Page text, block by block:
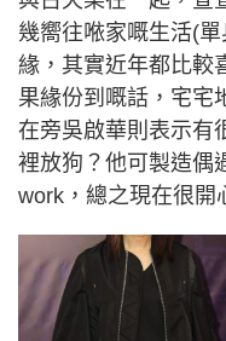
幾嚮往𠵱家嘅生活(
緣，其實近年都比較
果緣份到嘅話，宅宅
在旁吳啟華則表示有
裡放狗？他可製造偶
work，總之現在很開